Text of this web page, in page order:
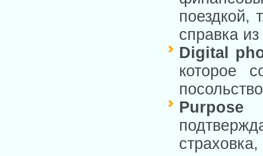
поездкой,
справка
Digital
которое